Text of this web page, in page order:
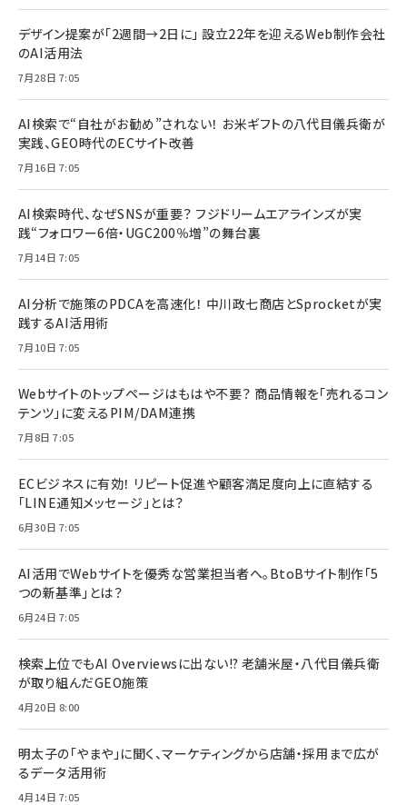
デザイン提案が「2週間→2日に」 設立22年を迎えるWeb制作会社
のAI活用法
7月28日 7:05
AI検索で“自社がお勧め”されない！ お米ギフトの八代目儀兵衛が
実践、GEO時代のECサイト改善
7月16日 7:05
AI検索時代、なぜSNSが重要？ フジドリームエアラインズが実
践“フォロワー6倍・UGC200％増”の舞台裏
7月14日 7:05
AI分析で施策のPDCAを高速化！ 中川政七商店とSprocketが実
践するAI活用術
7月10日 7:05
Webサイトのトップページはもはや不要？ 商品情報を「売れるコン
テンツ」に変えるPIM/DAM連携
7月8日 7:05
ECビジネスに有効！ リピート促進や顧客満足度向上に直結する
「LINE通知メッセージ」とは？
6月30日 7:05
AI活用でWebサイトを優秀な営業担当者へ。BtoBサイト制作「5
つの新基準」とは？
6月24日 7:05
検索上位でもAI Overviewsに出ない!? 老舗米屋・八代目儀兵衛
が取り組んだGEO施策
4月20日 8:00
明太子の「やまや」に聞く、マーケティングから店舗・採用まで広が
るデータ活用術
4月14日 7:05